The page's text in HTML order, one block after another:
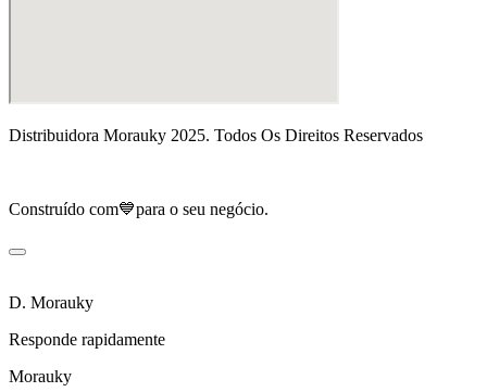
Distribuidora Morauky 2025. Todos Os Direitos Reservados
Construído com💙para o seu negócio.
D. Morauky
Responde rapidamente
Morauky